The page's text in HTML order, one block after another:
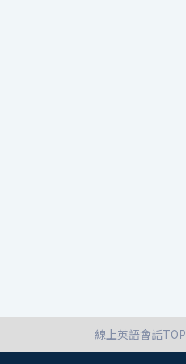
線上英語會話TOP